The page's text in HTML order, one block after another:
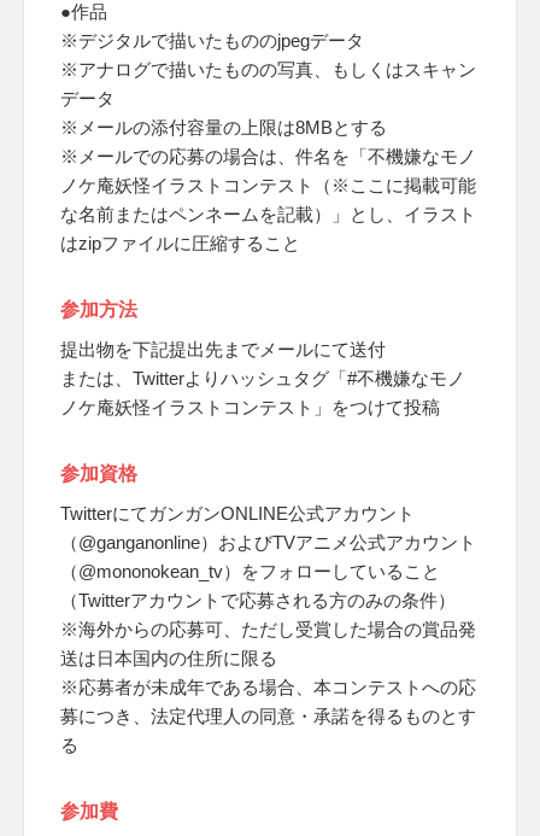
●作品
※デジタルで描いたもののjpegデータ
※アナログで描いたものの写真、もしくはスキャン
データ
※メールの添付容量の上限は8MBとする
※メールでの応募の場合は、件名を「不機嫌なモノ
ノケ庵妖怪イラストコンテスト（※ここに掲載可能
な名前またはペンネームを記載）」とし、イラスト
はzipファイルに圧縮すること
参加方法
提出物を下記提出先までメールにて送付
または、Twitterよりハッシュタグ「#不機嫌なモノ
ノケ庵妖怪イラストコンテスト」をつけて投稿
参加資格
TwitterにてガンガンONLINE公式アカウント
（@ganganonline）およびTVアニメ公式アカウント
（@mononokean_tv）をフォローしていること
（Twitterアカウントで応募される方のみの条件）
※海外からの応募可、ただし受賞した場合の賞品発
送は日本国内の住所に限る
※応募者が未成年である場合、本コンテストへの応
募につき、法定代理人の同意・承諾を得るものとす
る
参加費